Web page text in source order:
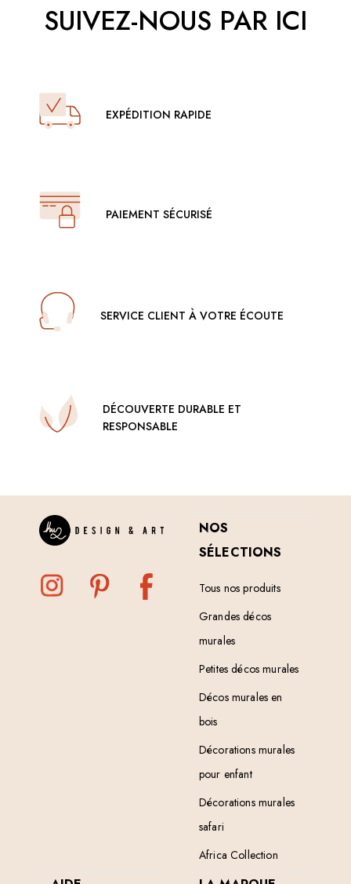
SUIVEZ-NOUS PAR ICI
EXPÉDITION RAPIDE
PAIEMENT SÉCURISÉ
SERVICE CLIENT À VOTRE ÉCOUTE
DÉCOUVERTE DURABLE ET
RESPONSABLE
NOS
SÉLECTIONS
Tous nos produits
Grandes décos
murales
Petites décos murales
Décos murales en
bois
Décorations murales
pour enfant
Décorations murales
safari
Africa Collection